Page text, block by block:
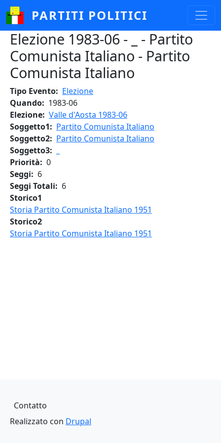
Salta al contenuto principale
PARTITI POLITICI
Elezione 1983-06 - _ - Partito
Comunista Italiano - Partito
Comunista Italiano
Tipo Evento
Elezione
Quando
1983-06
Elezione Valle d'Aosta 1983-06
Soggetto1
Partito Comunista Italiano
Soggetto2
Partito Comunista Italiano
Soggetto3
Priorità
0
Seggi
6
Seggi Totali
6
Storico1
Storia Partito Comunista Italiano 1951
Storico2
Storia Partito Comunista Italiano 1951
Piè di pagina
Contatto
Realizzato con Drupal